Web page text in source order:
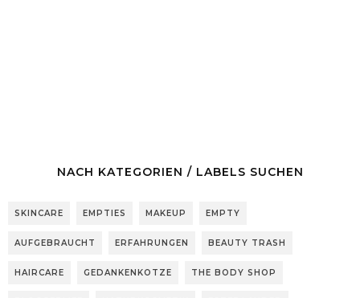
NACH KATEGORIEN / LABELS SUCHEN
SKINCARE EMPTIES MAKEUP EMPTY
AUFGEBRAUCHT ERFAHRUNGEN BEAUTY TRASH
HAIRCARE GEDANKENKOTZE THE BODY SHOP